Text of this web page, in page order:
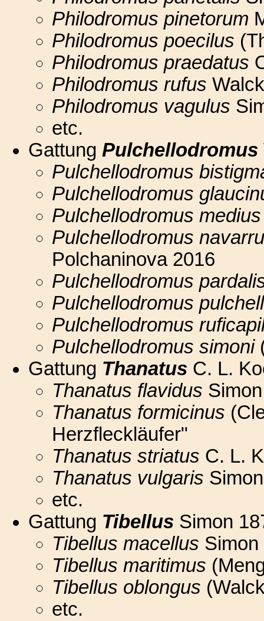
Philodromus pinetorum
Philodromus poecilus
Philodromus praedatus
Philodromus rufus
Philodromus vagulus
etc.
Gattung Pulchellodromus
Pulchellodromus
Pulchellodromus
Pulchellodromus medius
Pulchellodromus
Polchaninova 2016
Pulchellodromus
Pulchellodromus
Pulchellodromus
Pulchellodromus simoni
Gattung Thanatus C. L.
Thanatus flavidus
Thanatus formicinus
Herzfleckläufer"
Thanatus striatus C. L.
Thanatus vulgaris
etc.
Gattung Tibellus Simon
Tibellus macellus Simon
Tibellus maritimus
Tibellus oblongus
etc.